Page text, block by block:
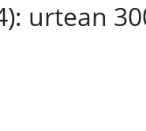
urtean